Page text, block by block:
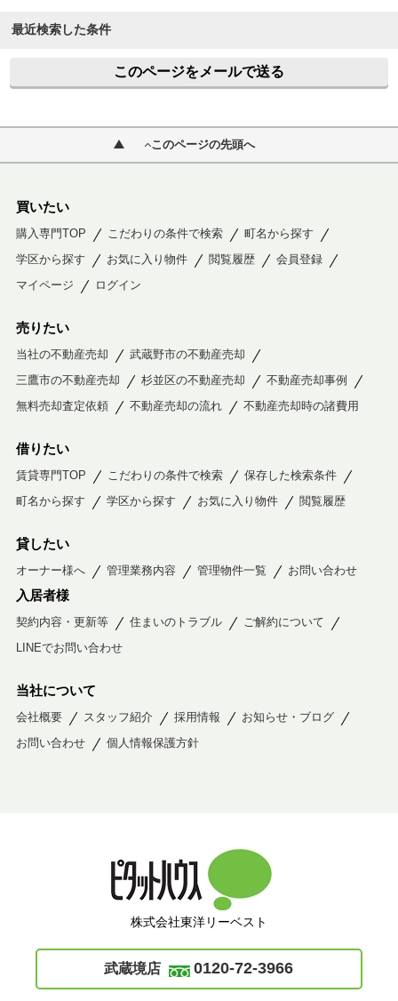
最近検索した条件
このページをメールで送る
このページの先頭へ
買いたい
購入専門TOP こだわりの条件で検索
町名から探す
学区から探す
お気に入り物件 閲覧履歴
会員登録
マイページ
ログイン
売りたい
当社の不動産売却
武蔵野市の不動産売却
三鷹市の不動産売却
杉並区の不動産売却
不動産売却事例
無料売却査定依頼
不動産売却の流れ 不動産売却時の諸費用
借りたい
賃貸専門TOP こだわりの条件で検索
保存した検索条件
町名から探す
学区から探す お気に入り物件 閲覧履歴
貸したい
オーナー様へ 管理業務内容 管理物件一覧 お問い合わせ
入居者様
契約内容・更新等 住まいのトラブル
ご解約について
LINEでお問い合わせ
当社について
会社概要 スタッフ紹介 採用情報
お知らせ・ブログ
お問い合わせ
個人情報保護方針
株式会社東洋リーベスト
武蔵境店 0120-72-3966